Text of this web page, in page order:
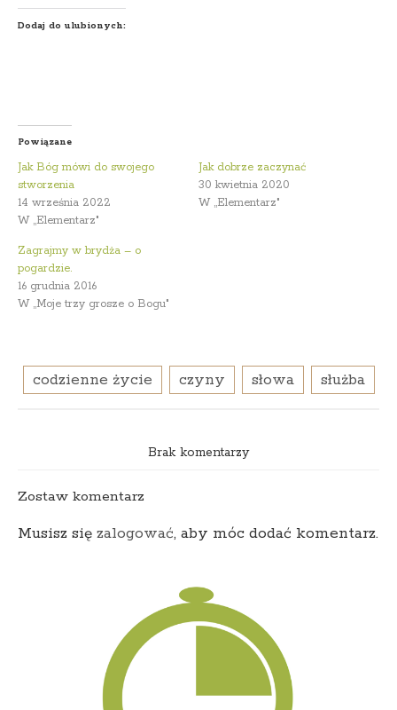
Dodaj do ulubionych:
Powiązane
Jak Bóg mówi do swojego
stworzenia
14 września 2022
W „Elementarz"
Jak dobrze zaczynać
30 kwietnia 2020
W „Elementarz"
Zagrajmy w brydża – o
pogardzie.
16 grudnia 2016
W „Moje trzy grosze o Bogu"
codzienne życie czyny słowa służba
Brak komentarzy
Zostaw komentarz
Musisz się zalogować, aby móc dodać komentarz.